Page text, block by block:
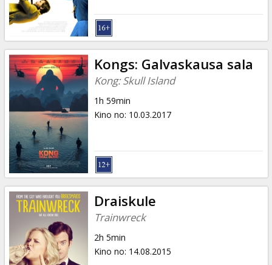
Kongs: Galvaskausa sala
Kong: Skull Island
1h 59min
Kino no: 10.03.2017
Draiskule
Trainwreck
2h 5min
Kino no: 14.08.2015